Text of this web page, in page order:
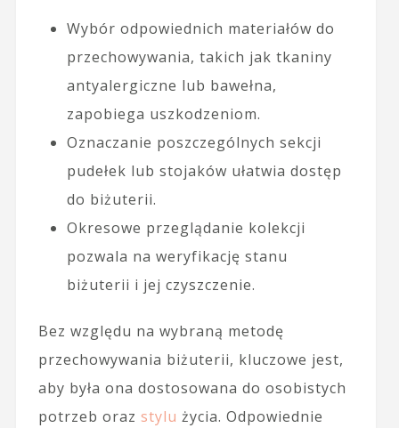
Wybór odpowiednich materiałów do
przechowywania, takich jak tkaniny
antyalergiczne lub bawełna,
zapobiega uszkodzeniom.
Oznaczanie poszczególnych sekcji
pudełek lub stojaków ułatwia dostęp
do biżuterii.
Okresowe przeglądanie kolekcji
pozwala na weryfikację stanu
biżuterii i jej czyszczenie.
Bez względu na wybraną metodę
przechowywania biżuterii, kluczowe jest,
aby była ona dostosowana do osobistych
potrzeb oraz stylu życia. Odpowiednie